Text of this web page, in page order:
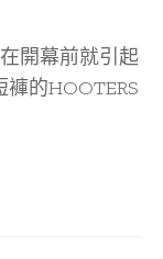
開幕前就引起
的HOOTERS